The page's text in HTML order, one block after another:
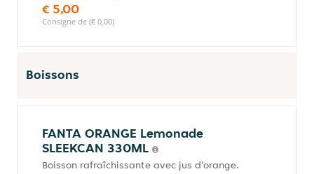
€ 5,00
Consigne de (€ 0,00)
Boissons
FANTA ORANGE Lemonade
SLEEKCAN 330ML
Boisson rafraîchissante avec jus d'orange.